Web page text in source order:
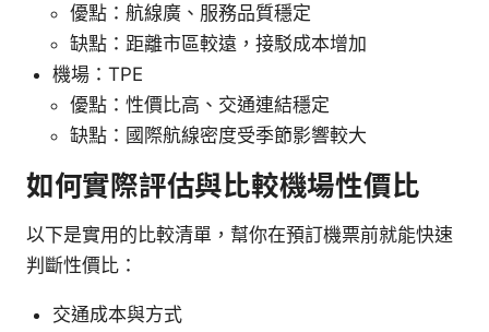
優點：航線廣、服務品質穩定
缺點：距離市區較遠，接駁成本增加
機場：TPE
優點：性價比高、交通連結穩定
缺點：國際航線密度受季節影響較大
如何實際評估與比較機場性價比
以下是實用的比較清單，幫你在預訂機票前就能快速
判斷性價比：
交通成本與方式